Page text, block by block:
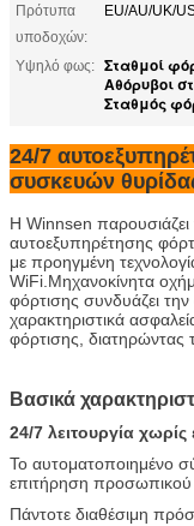
Πρότυπα
υποδοχών:
EU/AU/UK/
Υψηλό φως: Σταθμοί
Αθόρυβοι
Σταθμός
24/7
συσκευών
Η Winnsen παρουσιάζει
αυτοεξυπηρέτησης
με προηγμένη
WiFi.Μηχανοκίνητα
φόρτισης συνδυάζει
χαρακτηριστικά
φόρτισης, διατηρώντας
Βασικά
24/7 λειτουργία
Το αυτοματοποιημένο
επιτήρηση προσωπικού
Πάντοτε διαθέσιμη